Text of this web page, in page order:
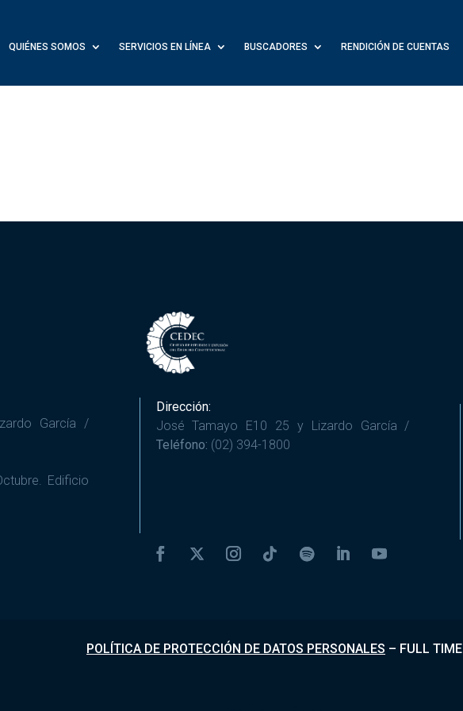
QUIÉNES SOMOS SERVICIOS EN LÍNEA BUSCADORES RENDICIÓN DE CUENTAS
García /
Edificio
Dirección:
José Tamayo E10 25 y Lizardo García /
Teléfono: (02) 394-1800
POLÍTICA DE PROTECCIÓN DE DATOS PERSONALES – FULL TIME